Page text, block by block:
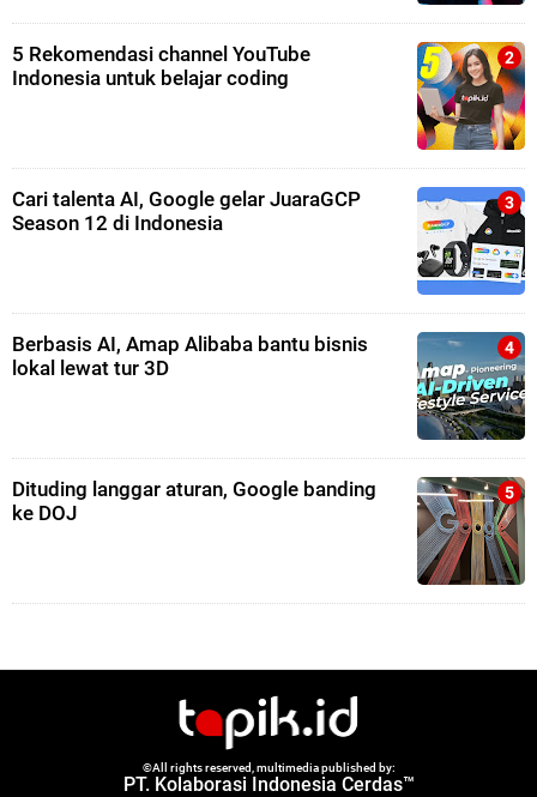
5 Rekomendasi channel YouTube
Indonesia untuk belajar coding
Cari talenta AI, Google gelar JuaraGCP
Season 12 di Indonesia
Berbasis AI, Amap Alibaba bantu bisnis
lokal lewat tur 3D
Dituding langgar aturan, Google banding
ke DOJ
©All rights reserved, multimedia published by:
PT. Kolaborasi Indonesia Cerdas™